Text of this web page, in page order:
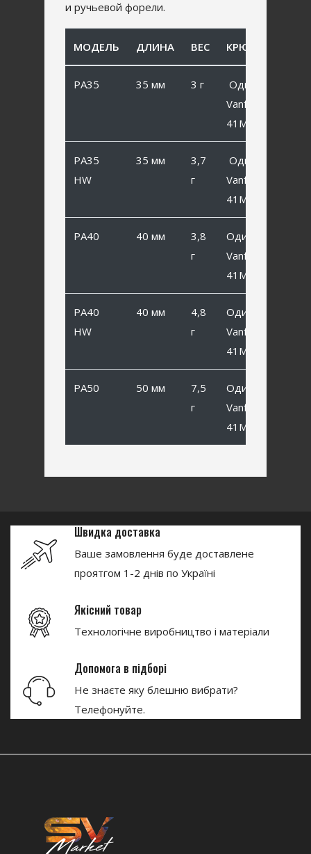
и ручьевой форели.
МОДЕЛЬ ДЛИНА ВЕС КРЮЧОК
PA35 35 мм 3 г
Одинарный
Vanfook SP-
41MB #6
PA35
HW
35 мм
3,7
г
Одинарный
Vanfook SP-
41MB #6
PA40 40 мм
3,8
г
Одинарный
Vanfook SP-
41MB #4
PA40
HW
40 мм
4,8
г
Одинарный
Vanfook SP-
41MB #4
PA50 50 мм
7,5
г
Одинарный
Vanfook SP-
41MB #2
Швидка доставка
Ваше замовлення буде доставлене
проятгом 1-2 днів по Україні
Якісний товар
Технологічне виробництво і матеріали
Допомога в підборі
Не знаєте яку блешню вибрати?
Телефонуйте.